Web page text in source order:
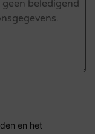
en het